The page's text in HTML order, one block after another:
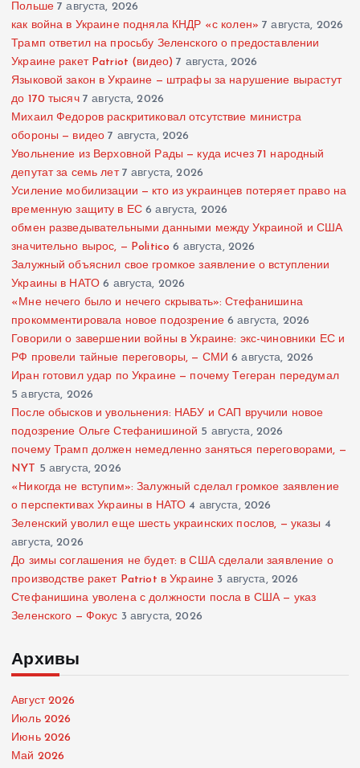
Польше 7 августа, 2026
как война в Украине подняла КНДР «с колен» 7 августа, 2026
Трамп ответил на просьбу Зеленского о предоставлении
Украине ракет Patriot (видео) 7 августа, 2026
Языковой закон в Украине — штрафы за нарушение вырастут
до 170 тысяч 7 августа, 2026
Михаил Федоров раскритиковал отсутствие министра
обороны — видео 7 августа, 2026
Увольнение из Верховной Рады — куда исчез 71 народный
депутат за семь лет 7 августа, 2026
Усиление мобилизации — кто из украинцев потеряет право на
временную защиту в ЕС 6 августа, 2026
обмен разведывательными данными между Украиной и США
значительно вырос, — Politico 6 августа, 2026
Залужный объяснил свое громкое заявление о вступлении
Украины в НАТО 6 августа, 2026
«Мне нечего было и нечего скрывать»: Стефанишина
прокомментировала новое подозрение 6 августа, 2026
Говорили о завершении войны в Украине: экс-чиновники ЕС и
РФ провели тайные переговоры, — СМИ 6 августа, 2026
Иран готовил удар по Украине — почему Тегеран передумал
5 августа, 2026
После обысков и увольнения: НАБУ и САП вручили новое
подозрение Ольге Стефанишиной 5 августа, 2026
почему Трамп должен немедленно заняться переговорами, —
NYT 5 августа, 2026
«Никогда не вступим»: Залужный сделал громкое заявление
о перспективах Украины в НАТО 4 августа, 2026
Зеленский уволил еще шесть украинских послов, — указы 4
августа, 2026
До зимы соглашения не будет: в США сделали заявление о
производстве ракет Patriot в Украине 3 августа, 2026
Стефанишина уволена с должности посла в США — указ
Зеленского — Фокус 3 августа, 2026
Архивы
Август 2026
Июль 2026
Июнь 2026
Май 2026